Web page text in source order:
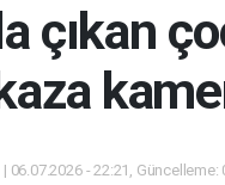
çıkan
06.07.2026 - 22:21, Güncelleme: